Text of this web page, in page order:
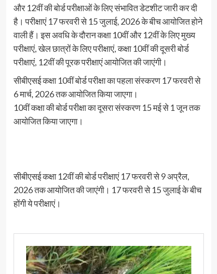
और 12वीं की बोर्ड परीक्षाओं के लिए संभावित डेटशीट जारी कर दी
है। परीक्षाएं 17 फरवरी से 15 जुलाई, 2026 के बीच आयोजित होने
वाली हैं। इस अवधि के दौरान कक्षा 10वीं और 12वीं के लिए मुख्य
परीक्षाएं, खेल छात्रों के लिए परीक्षाएं, कक्षा 10वीं की दूसरी बोर्ड
परीक्षाएं, 12वीं की पूरक परीक्षाएं आयोजित की जाएंगी।
सीबीएसई कक्षा 10वीं बोर्ड परीक्षा का पहला संस्करण 17 फरवरी से
6 मार्च, 2026 तक आयोजित किया जाएगा।
10वीं कक्षा की बोर्ड परीक्षा का दूसरा संस्करण 15 मई से 1 जून तक
आयोजित किया जाएगा।
सीबीएसई कक्षा 12वीं की बोर्ड परीक्षाएं 17 फरवरी से 9 अप्रैल,
2026 तक आयोजित की जाएंगी। 17 फरवरी से 15 जुलाई के बीच
होंगी ये परीक्षाएं।